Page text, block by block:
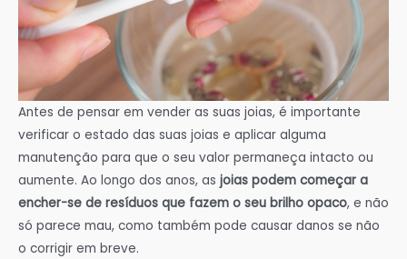
Antes de pensar em vender as suas joias, é importante
verificar o estado das suas joias e aplicar alguma
manutenção para que o seu valor permaneça intacto ou
aumente. Ao longo dos anos, as joias podem começar a
encher-se de resíduos que fazem o seu brilho opaco, e não
só parece mau, como também pode causar danos se não
o corrigir em breve.